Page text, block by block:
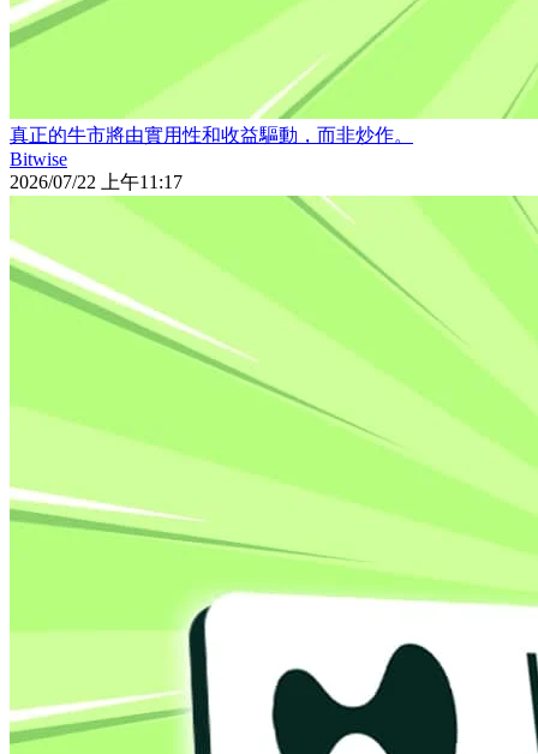
真正的牛市將由實用性和收益驅動，而非炒作。
Bitwise
2026/07/22 上午11:17